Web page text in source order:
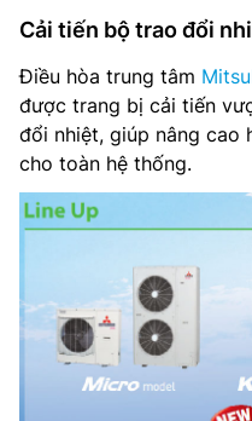
Cải tiến bộ trao đổi
Điều hòa trung tâm
được trang bị cải tiến
đổi nhiệt, giúp nâng cao
cho toàn hệ thống.